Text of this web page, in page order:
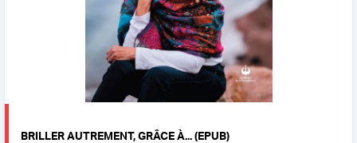
BRILLER AUTREMENT, GRÂCE À... (EPUB)